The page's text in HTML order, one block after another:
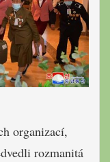
organizací,
rozmanitá